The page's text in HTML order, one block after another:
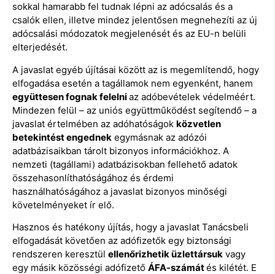
sokkal hamarabb fel tudnak lépni az adócsalás és a
csalók ellen, illetve mindez jelentősen megnehezíti az új
adócsalási módozatok megjelenését és az EU-n belüli
elterjedését.
A javaslat egyéb újításai között az is megemlítendő, hogy
elfogadása esetén a tagállamok nem egyenként, hanem
együttesen fognak felelniaz adóbevételek védelméért.
Mindezen felül – az uniós együttműködést segítendő – a
javaslat értelmében az adóhatóságok közvetlen
betekintést engednek egymásnak az adózói
adatbázisaikban tárolt bizonyos információkhoz. A
nemzeti (tagállami) adatbázisokban fellehető adatok
összehasonlíthatóságához és érdemi
használhatóságához a javaslat bizonyos minőségi
követelményeket ír elő.
Hasznos és hatékony újítás, hogy a javaslat Tanácsbeli
elfogadását követően az adófizetők egy biztonsági
rendszeren keresztül ellenőrizhetik üzlettársuk vagy
egy másik közösségi adófizető ÁFA-számátés kilétét. E